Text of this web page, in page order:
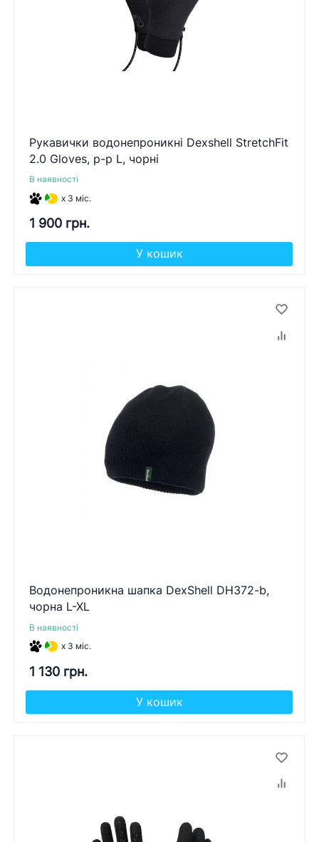
Рукавички водонепроникні Dexshell StretchFit
2.0 Gloves, р-р L, чорні
В наявності
x 3 міс.
1 900 грн.
У кошик
Водонепроникна шапка DexShell DH372-b,
чорна L-XL
В наявності
x 3 міс.
1 130 грн.
У кошик